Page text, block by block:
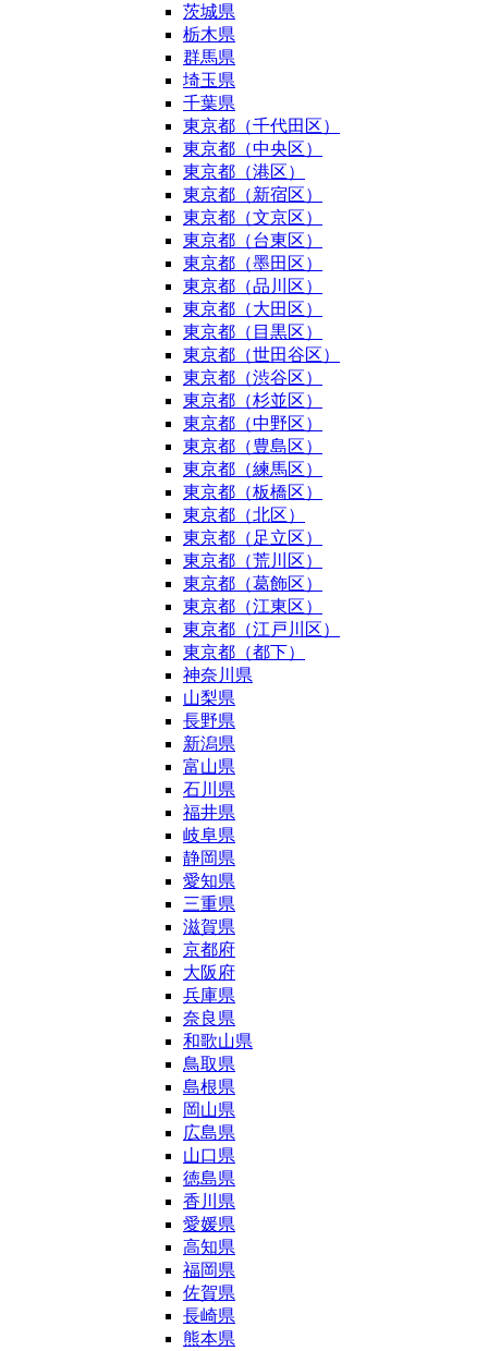
茨城県
栃木県
群馬県
埼玉県
千葉県
東京都（千代田区）
東京都（中央区）
東京都（港区）
東京都（新宿区）
東京都（文京区）
東京都（台東区）
東京都（墨田区）
東京都（品川区）
東京都（大田区）
東京都（目黒区）
東京都（世田谷区）
東京都（渋谷区）
東京都（杉並区）
東京都（中野区）
東京都（豊島区）
東京都（練馬区）
東京都（板橋区）
東京都（北区）
東京都（足立区）
東京都（荒川区）
東京都（葛飾区）
東京都（江東区）
東京都（江戸川区）
東京都（都下）
神奈川県
山梨県
長野県
新潟県
富山県
石川県
福井県
岐阜県
静岡県
愛知県
三重県
滋賀県
京都府
大阪府
兵庫県
奈良県
和歌山県
鳥取県
島根県
岡山県
広島県
山口県
徳島県
香川県
愛媛県
高知県
福岡県
佐賀県
長崎県
熊本県